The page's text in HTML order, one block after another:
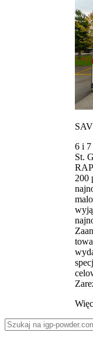
6 i 7
St.
200